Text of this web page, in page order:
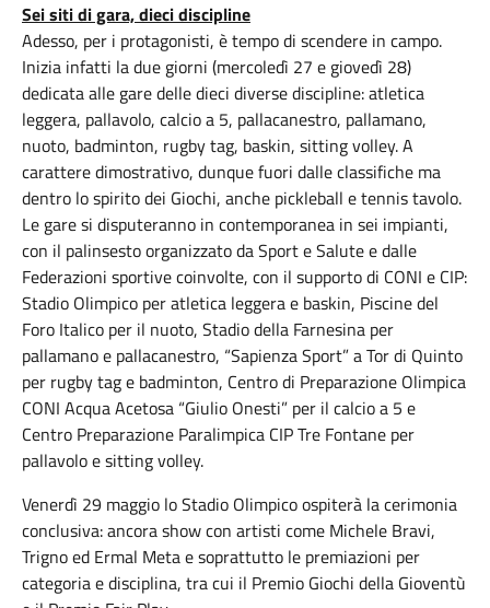
Sei siti di gara, dieci discipline
Adesso, per i protagonisti, è tempo di scendere in campo.
Inizia infatti la due giorni (mercoledì 27 e giovedì 28)
dedicata alle gare delle dieci diverse discipline: atletica
leggera, pallavolo, calcio a 5, pallacanestro, pallamano,
nuoto, badminton, rugby tag, baskin, sitting volley. A
carattere dimostrativo, dunque fuori dalle classifiche ma
dentro lo spirito dei Giochi, anche pickleball e tennis tavolo.
Le gare si disputeranno in contemporanea in sei impianti,
con il palinsesto organizzato da Sport e Salute e dalle
Federazioni sportive coinvolte, con il supporto di CONI e CIP:
Stadio Olimpico per atletica leggera e baskin, Piscine del
Foro Italico per il nuoto, Stadio della Farnesina per
pallamano e pallacanestro, “Sapienza Sport” a Tor di Quinto
per rugby tag e badminton, Centro di Preparazione Olimpica
CONI Acqua Acetosa “Giulio Onesti” per il calcio a 5 e
Centro Preparazione Paralimpica CIP Tre Fontane per
pallavolo e sitting volley.
Venerdì 29 maggio lo Stadio Olimpico ospiterà la cerimonia
conclusiva: ancora show con artisti come Michele Bravi,
Trigno ed Ermal Meta e soprattutto le premiazioni per
categoria e disciplina, tra cui il Premio Giochi della Gioventù